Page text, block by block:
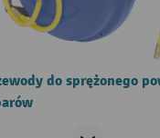
do sprężonego